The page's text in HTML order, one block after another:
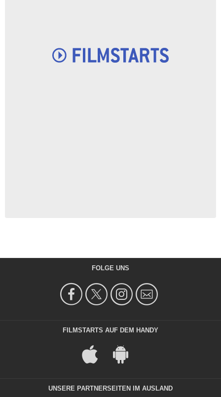
FOLGE UNS
FILMSTARTS AUF DEM HANDY
UNSERE PARTNERSEITEN IM AUSLAND